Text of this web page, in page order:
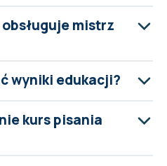
mistrz
wyniki edukacji?
kurs pisania